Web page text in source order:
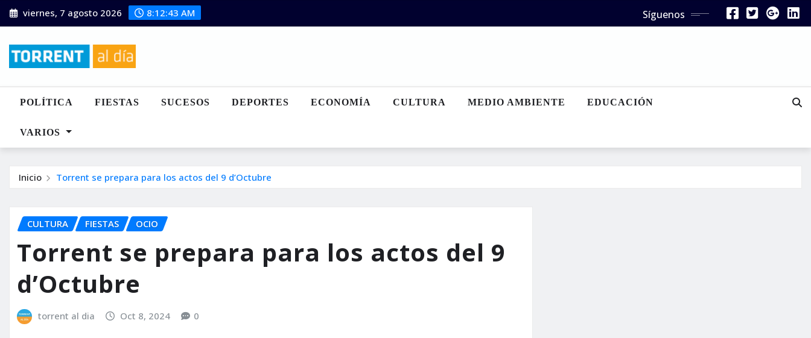
Saltar
al
viernes, 7 agosto 2026 8:12:44 AM Síguenos
POLÍTICA FIESTAS SUCESOS DEPORTES ECONOMÍA CULTURA MEDIO AMBIENTE EDUCACIÓN
VARIOS
Inicio Torrent se prepara para los actos del 9 d’Octubre
CULTURA FIESTAS OCIO
Torrent se prepara para los actos del 9
d’Octubre
torrent al dia Oct 8, 2024 0